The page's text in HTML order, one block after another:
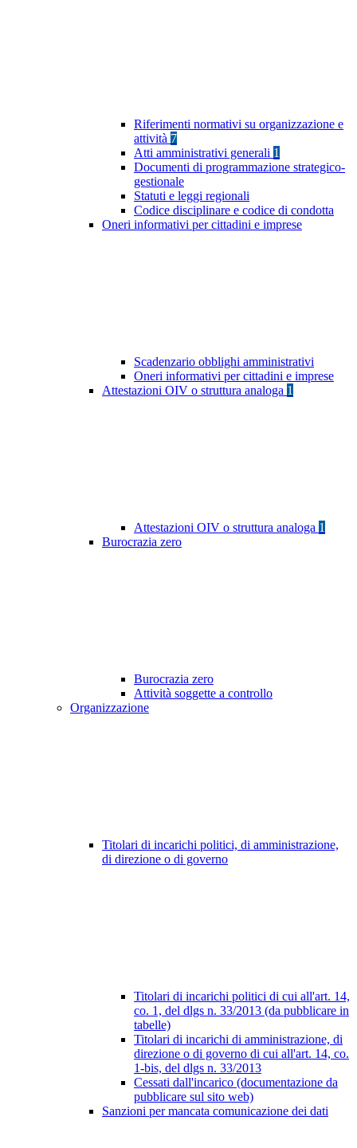
Riferimenti normativi su organizzazione e
attività 7
Atti amministrativi generali 1
Documenti di programmazione strategico-
gestionale
Statuti e leggi regionali
Codice disciplinare e codice di condotta
Oneri informativi per cittadini e imprese
Scadenzario obblighi amministrativi
Oneri informativi per cittadini e imprese
Attestazioni OIV o struttura analoga 1
Attestazioni OIV o struttura analoga 1
Burocrazia zero
Burocrazia zero
Attività soggette a controllo
Organizzazione
Titolari di incarichi politici, di amministrazione,
di direzione o di governo
Titolari di incarichi politici di cui all'art. 14,
co. 1, del dlgs n. 33/2013 (da pubblicare in
tabelle)
Titolari di incarichi di amministrazione, di
direzione o di governo di cui all'art. 14, co.
1-bis, del dlgs n. 33/2013
Cessati dall'incarico (documentazione da
pubblicare sul sito web)
Sanzioni per mancata comunicazione dei dati